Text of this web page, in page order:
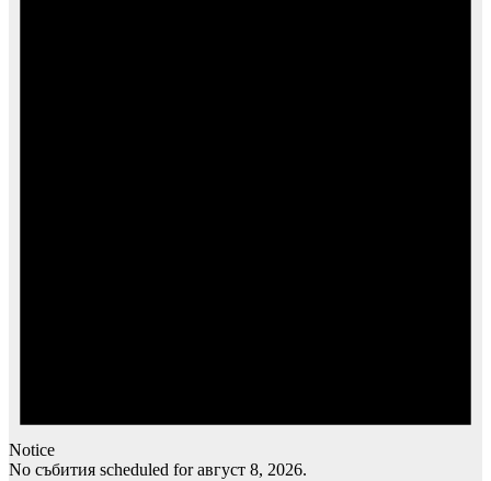
Notice
No събития scheduled for август 8, 2026.